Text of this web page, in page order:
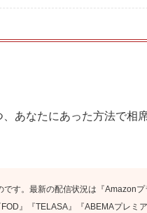
あなたにあった方法で相
す。最新の配信状況は『Amazon
』『TELASA』『ABEMAプレミ